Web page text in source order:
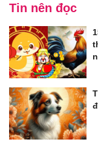
Tin nên đọc